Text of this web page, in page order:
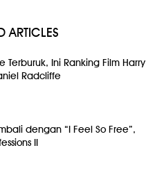
ARTICLES
Terburuk, Ini Ranking Film Harry
Radcliffe
dengan “I Feel So Free”,
II